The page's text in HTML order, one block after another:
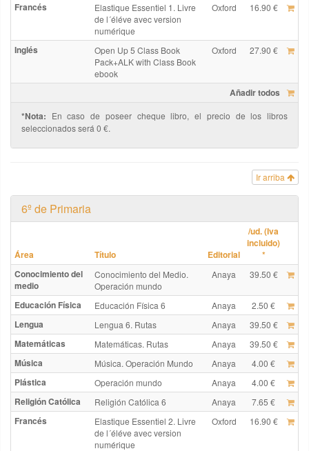
Francés
Elastique Essentiel 1. Livre
de l´éléve avec version
numérique
Oxford 16.90 €
Inglés
Open Up 5 Class Book
Pack+ALK with Class Book
ebook
Oxford 27.90 €
Añadir todos
*Nota: En caso de poseer cheque libro, el precio de los libros
seleccionados será 0 €.
Ir arriba
6º de Primaria
Área Título Editorial
/ud. (Iva
incluido)
*
Conocimiento del
medio
Conocimiento del Medio.
Operación mundo
Anaya 39.50 €
Educación Física Educación Física 6 Anaya 2.50 €
Lengua Lengua 6. Rutas Anaya 39.50 €
Matemáticas Matemáticas. Rutas Anaya 39.50 €
Música Música. Operación Mundo Anaya 4.00 €
Plástica Operación mundo Anaya 4.00 €
Religión Católica Religión Católica 6 Anaya 7.65 €
Francés
Elastique Essentiel 2. Livre
de l´éléve avec version
numérique
Oxford 16.90 €